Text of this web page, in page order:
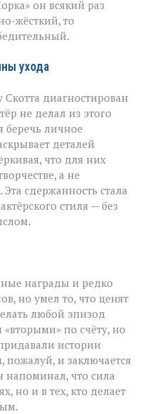
он всякий раз
жёсткий, то
ухода
Скотта диагностирован
не делал из этого
личное
деталей
что для них
а не
Эта сдержанность стала
стиля — без
награды и редко
но умел то, что ценят
любой эпизод
по счёту, но
истории
пожалуй, и заключается
напоминал, что сила
но и в тех, кто делает